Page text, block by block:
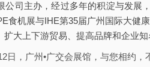
公司主办，经过多年的积淀与发展
食机展与IHE第35届广州国际大健
大上下游贸易、提高品牌和企业知
日，广州•广交会展馆，与您相约，